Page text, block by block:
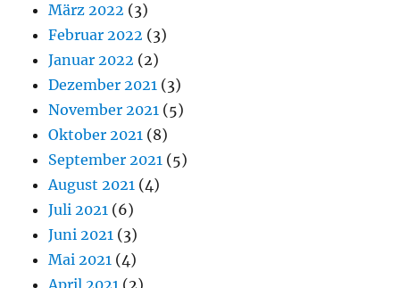
März 2022 (3)
Februar 2022 (3)
Januar 2022 (2)
Dezember 2021 (3)
November 2021 (5)
Oktober 2021 (8)
September 2021 (5)
August 2021 (4)
Juli 2021 (6)
Juni 2021 (3)
Mai 2021 (4)